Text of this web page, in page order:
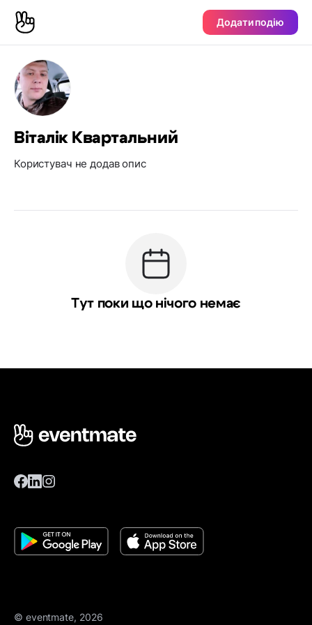
Додати подію
Віталік Квартальний
Користувач не додав опис
Тут поки що нічого немає
© eventmate, 2026